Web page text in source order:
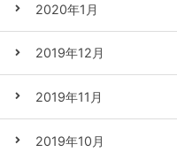
2020年1月
2019年12月
2019年11月
2019年10月